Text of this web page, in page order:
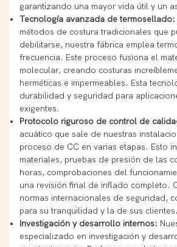
garantizando una mayor vida útil y un
Tecnología avanzada de termosellado:
métodos de costura tradicionales que
debilitarse, nuestra fábrica emplea
frecuencia. Este proceso fusiona el
molecular, creando costuras
herméticas e impermeables. Esta
durabilidad y seguridad para
exigentes.
Protocolo riguroso de control de
acuático que sale de nuestras
proceso de CC en varias etapas. Esto
materiales, pruebas de presión de las
horas, comprobaciones del
una revisión final de inflado completo.
normas internacionales de seguridad,
para su tranquilidad y la de sus clientes.
Investigación y desarrollo internos:
especializado en investigación y